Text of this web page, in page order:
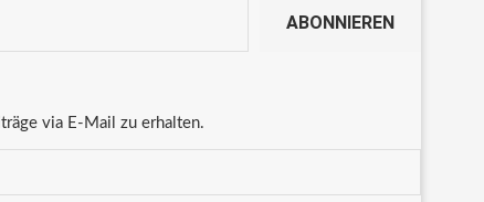
ABONNIEREN
via E-Mail zu erhalten.